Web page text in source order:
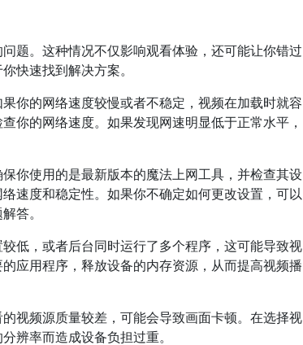
题。这种情况不仅影响观看体验，还可能让你错过
快速找到解决方案。
你的网络速度较慢或者不稳定，视频在加载时就容
你的网络速度。如果发现网速明显低于正常水平，
你使用的是最新版本的魔法上网工具，并检查其设
速度和稳定性。如果你不确定如何更改设置，可以
答。
低，或者后台同时运行了多个程序，这可能导致视
应用程序，释放设备的内存资源，从而提高视频播
视频源质量较差，可能会导致画面卡顿。在选择视
辨率而造成设备负担过重。